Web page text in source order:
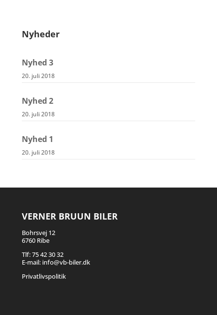
Nyheder
Nyhed 3
20. juli 2018
Nyhed 2
20. juli 2018
Nyhed 1
20. juli 2018
VERNER BRUUN BILER
Bohrsvej 12
6760 Ribe
Tlf:75 42 30 32
E-mail: info@vb-biler.dk
Privatlivspolitik